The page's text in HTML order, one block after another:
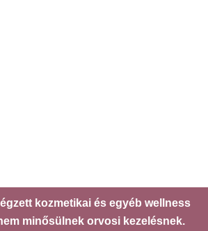
kozmetikai és egyéb wellness
minősülnek orvosi kezelésnek.